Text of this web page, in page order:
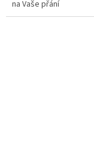
na Vaše přání